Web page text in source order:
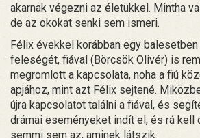
akarnak végezni az életükkel. Mintha
de az okokat senki sem ismeri.
Félix évekkel korábban egy
feleségét, fiával (Börcsök Olivér) is
megromlott a kapcsolata, noha a fiú
apjához, mint azt Félix sejtené.
újra kapcsolatot találni a fiával, és
drámai eseményeket indít el, és rá kell
semmi sem az, aminek látszik.